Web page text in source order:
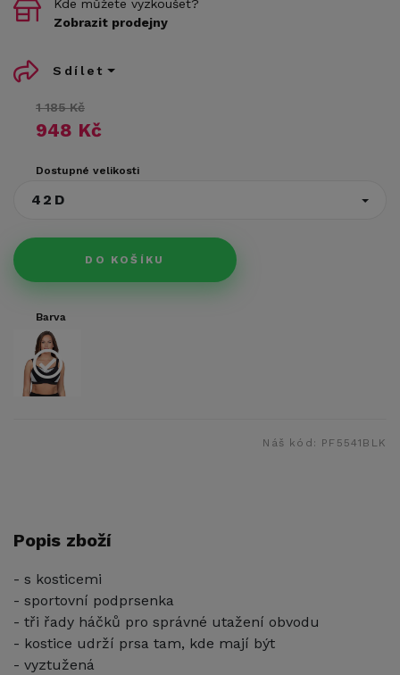
1 185 Kč
948 Kč
Dostupné velikosti
42D
DO KOŠÍKU
Kde můžete vyzkoušet?
Zobrazit prodejny
Sdílet
Barva
Náš kód: PF5541BLK
Popis zboží
- s kosticemi
- sportovní podprsenka
- tři řady háčků pro správné utažení obvodu
- kostice udrží prsa tam, kde mají být
- vyztužená